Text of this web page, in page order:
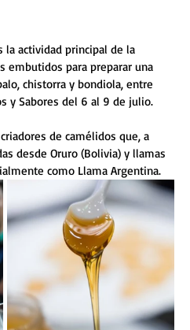
la actividad principal de la
embutidos para preparar una
chistorra y bondiola, entre
y Sabores del 6 al 9 de julio.
de camélidos que, a
desde Oruro (Bolivia) y llamas
como Llama Argentina.